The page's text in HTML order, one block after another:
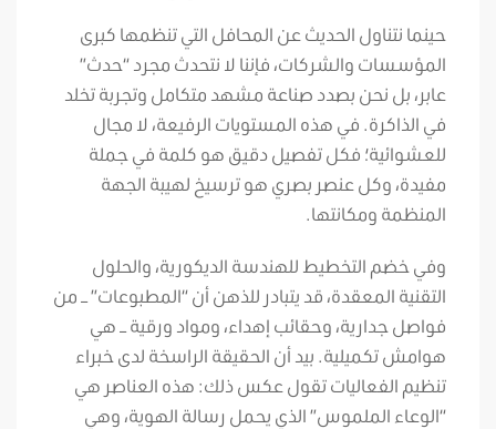
حينما نتناول الحديث عن المحافل التي تنظمها كبرى
المؤسسات والشركات، فإننا لا نتحدث مجرد “حدث”
عابر، بل نحن بصدد صناعة مشهد متكامل وتجربة تخلد
في الذاكرة. في هذه المستويات الرفيعة، لا مجال
للعشوائية؛ فكل تفصيل دقيق هو كلمة في جملة
مفيدة، وكل عنصر بصري هو ترسيخ لهيبة الجهة
المنظمة ومكانتها.
وفي خضم التخطيط للهندسة الديكورية، والحلول
التقنية المعقدة، قد يتبادر للذهن أن “المطبوعات” – من
فواصل جدارية، وحقائب إهداء، ومواد ورقية – هي
هوامش تكميلية. بيد أن الحقيقة الراسخة لدى خبراء
تنظيم الفعاليات تقول عكس ذلك: هذه العناصر هي
“الوعاء الملموس” الذي يحمل رسالة الهوية، وهي